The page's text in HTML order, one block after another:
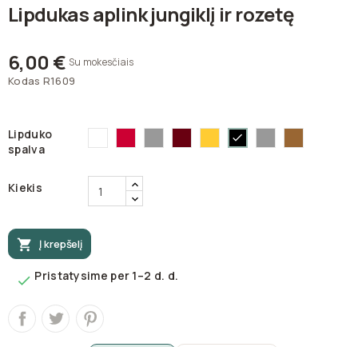
Lipdukas aplink jungiklį ir rozetę
6,00 € Su mokesčiais
Kodas R1609
Lipduko
spalva
Balta-Raudona-Sidabrinė-3108
Tamsiai
80
Geltona-
3116 Juoda-Pilka-Auksinė-
Kiekis
 Į krepšelį
 Pristatysime per 1–2 d. d.